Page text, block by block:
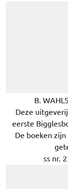
B.
Deze
eerste
De boeken
ss nr.